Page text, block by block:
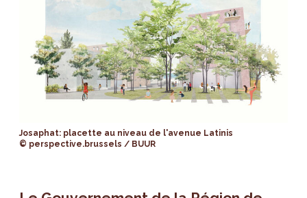
Josaphat: placette au niveau de l'avenue Latinis
© perspective.brussels / BUUR